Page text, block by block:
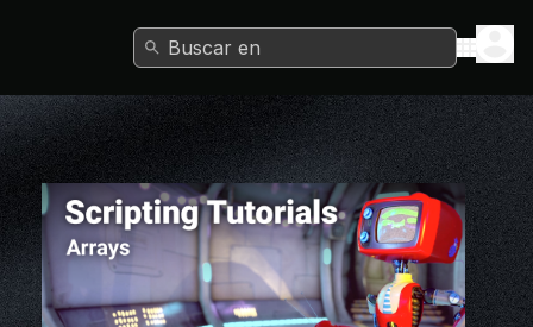
Buscar en